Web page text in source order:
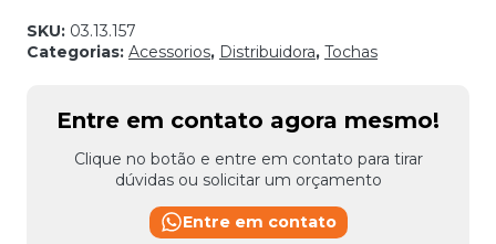
SKU: 03.13.157
Categorias: Acessorios, Distribuidora, Tochas
Entre em contato agora mesmo!
Clique no botão e entre em contato para tirar
dúvidas ou solicitar um orçamento
Entre em contato